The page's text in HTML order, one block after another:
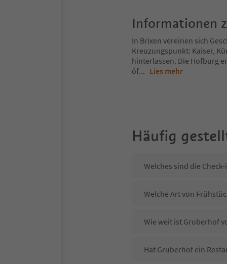
Informationen
In Brixen vereinen sich
Kreuzungspunkt: Kaiser,
hinterlassen. Die Hofburg
öf... Lies mehr
Häufig
Welches sind die
Welche Art von
Wie weit ist Gruberhof
Hat Gruberhof ein